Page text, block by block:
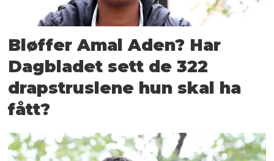
Bløffer Amal Aden? Har
Dagbladet sett de 322
drapstruslene hun skal ha
fått?